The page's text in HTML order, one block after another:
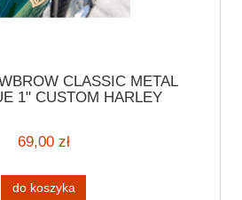
CLASSIC METAL
1" CUSTOM HARLEY
69,00 zł
do koszyka